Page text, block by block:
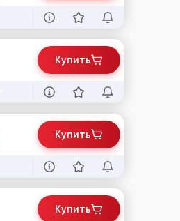
Купить
Купить
Купить